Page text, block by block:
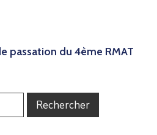
passation du 4ème RMAT